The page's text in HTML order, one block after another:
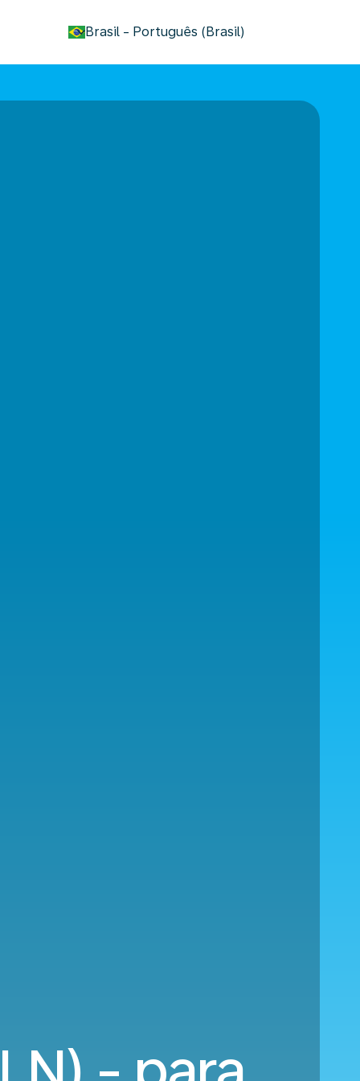
Brasil - Português (Brasil)
keyboard_arrow_down